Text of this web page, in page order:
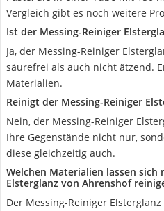
Vergleich gibt es noch weitere
Ist der Messing-Reiniger
Ja, der Messing-Reiniger
säurefrei als auch nicht ätzend.
Materialien.
Reinigt der Messing-Reiniger
Nein, der Messing-Reiniger
Ihre Gegenstände nicht nur,
diese gleichzeitig auch.
Welchen Materialien lassen sich
Elsterglanz von Ahrenshof
Der Messing-Reiniger